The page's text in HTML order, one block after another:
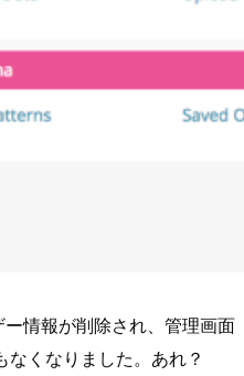
情報が削除され、管理画面
くなりました。あれ？